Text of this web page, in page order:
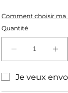
Comment choisir ma
Quantité
Réduire
la
quantité
la
Je veux